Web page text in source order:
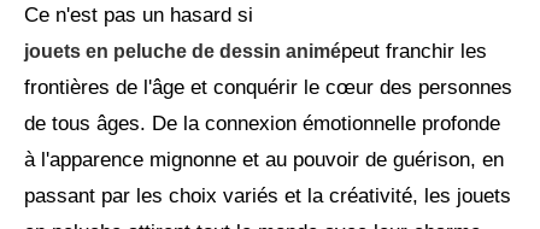
Ce n'est pas un hasard si
jouets en peluche de dessin animépeut franchir les
frontières de l'âge et conquérir le cœur des personnes
de tous âges. De la connexion émotionnelle profonde
à l'apparence mignonne et au pouvoir de guérison, en
passant par les choix variés et la créativité, les jouets